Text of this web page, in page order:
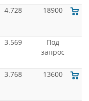
4.728 18900
3.569
Под
запрос
3.768 13600